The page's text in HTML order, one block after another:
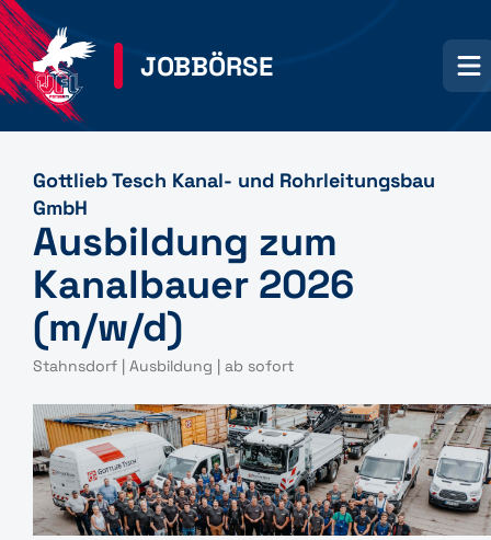
JOBBÖRSE
Gottlieb Tesch Kanal- und Rohrleitungsbau
GmbH
Ausbildung zum
Kanalbauer 2026
(m/w/d)
Stahnsdorf | Ausbildung | ab sofort